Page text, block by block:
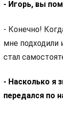
- Игорь, вы
- Конечно!
мне подходили
стал
- Насколько я
передался по